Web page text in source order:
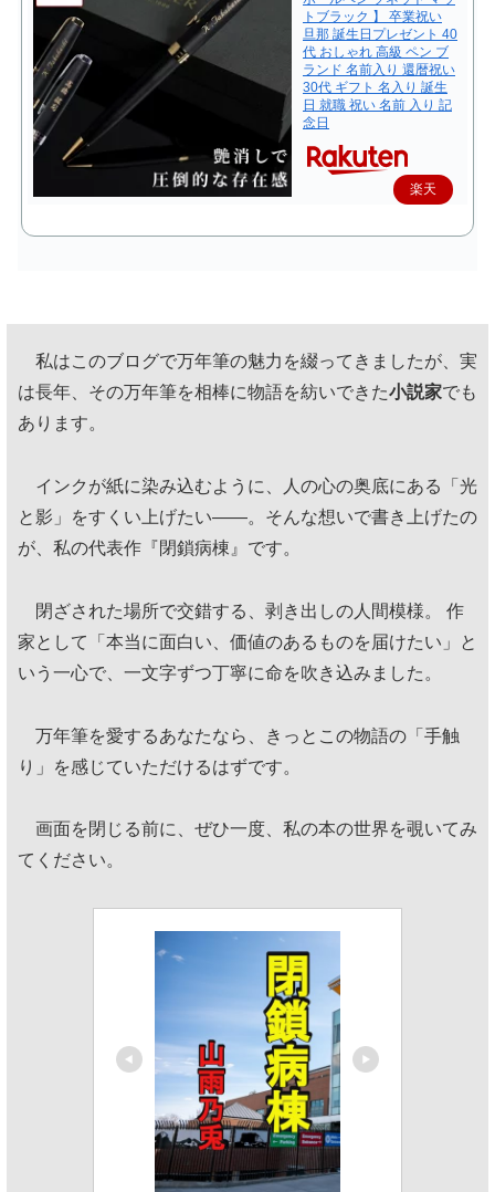
トブラック 】 卒業祝い
旦那 誕生日プレゼント 40
代 おしゃれ 高級 ペン ブ
ランド 名前入り 還暦祝い
30代 ギフト 名入り 誕生
日 就職 祝い 名前 入り 記
念日
楽天
私はこのブログで万年筆の魅力を綴ってきましたが、実
は長年、その万年筆を相棒に物語を紡いできた小説家でも
あります。
インクが紙に染み込むように、人の心の奥底にある「光
と影」をすくい上げたい——。そんな想いで書き上げたの
が、私の代表作『閉鎖病棟』です。
閉ざされた場所で交錯する、剥き出しの人間模様。 作
家として「本当に面白い、価値のあるものを届けたい」と
いう一心で、一文字ずつ丁寧に命を吹き込みました。
万年筆を愛するあなたなら、きっとこの物語の「手触
り」を感じていただけるはずです。
画面を閉じる前に、ぜひ一度、私の本の世界を覗いてみ
てください。